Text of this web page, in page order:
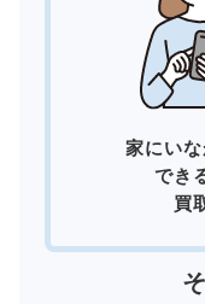
家にいな
でき
買